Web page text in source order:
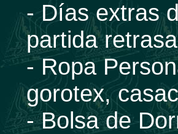
- Días extras
partida
- Ropa
gorotex,
- Bolsa de